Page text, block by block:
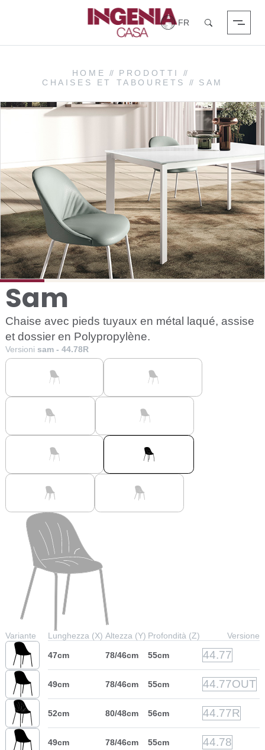
Chercher
Login
HOME // PRODOTTI
//
CHAISES ET TABOURETS
// SAM
Sam
Chaise avec pieds tuyaux en métal laqué, assise
et dossier en Polypropylène.
Versioni sam - 44.78R
Variante Lunghezza (X) Altezza (Y) Profondità (Z) Versione
47cm 78/46cm 55cm 44.77
49cm 78/46cm 55cm 44.77OUT
52cm 80/48cm 56cm 44.77R
49cm 78/46cm 55cm 44.78